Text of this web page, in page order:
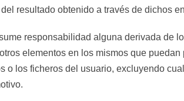
resultado obtenido a través de dichos
responsabilidad alguna derivada de
elementos en los mismos que puedan
o los ficheros del usuario, excluyendo